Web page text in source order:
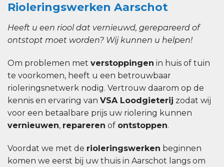
Rioleringswerken Aarschot
Heeft u een riool dat vernieuwd, gerepareerd of
ontstopt moet worden? Wij kunnen u helpen!
Om problemen met verstoppingen in huis of tuin
te voorkomen, heeft u een betrouwbaar
rioleringsnetwerk nodig. Vertrouw daarom op de
kennis en ervaring van VSA Loodgieterij zodat wij
voor een betaalbare prijs uw riolering kunnen
vernieuwen, repareren of ontstoppen.
Voordat we met de rioleringswerken beginnen
komen we eerst bij uw thuis in Aarschot langs om